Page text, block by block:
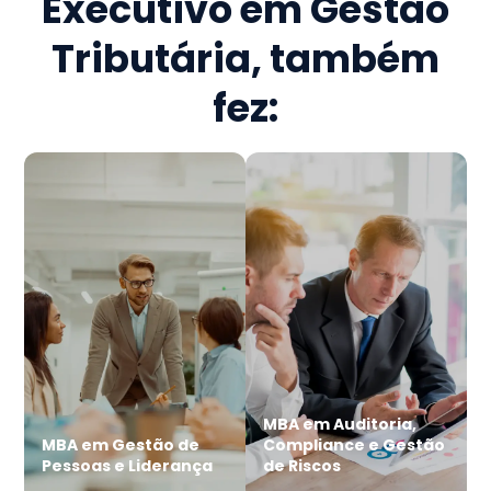
Tributária, também
fez:
MBA em Gestão de
Pessoas e Liderança
MBA em Auditoria,
Compliance e Gestão
de Riscos